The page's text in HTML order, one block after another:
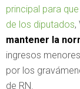
principal para
de los diputados,
mantener la
ingresos
por los
de RN.